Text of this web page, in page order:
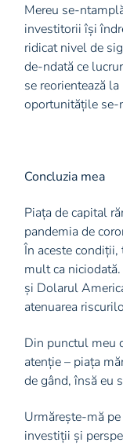
Mereu se-
investitorii își
ridicat nivel de
de-ndată ce
se reorientează
oportunitățile se-
Concluzia mea
Piața de capital
pandemia de
În aceste
mult ca
și Dolarul
atenuarea
Din punctul meu
atenție – piața
de gând, însă eu
Urmărește-mă pe
investiții și